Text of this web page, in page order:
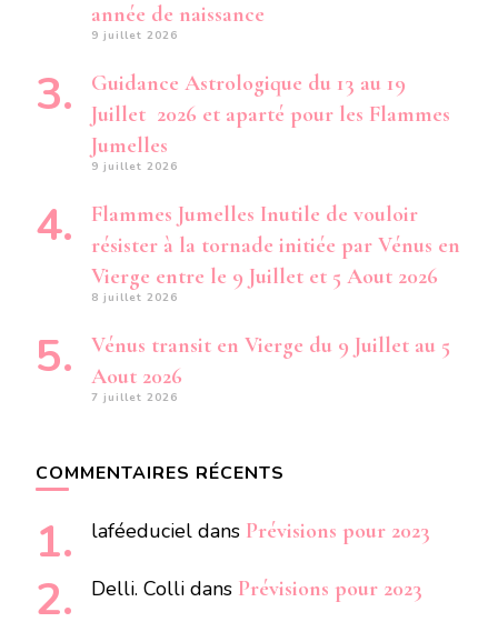
année de naissance
9 juillet 2026
Guidance Astrologique du 13 au 19
Juillet 2026 et aparté pour les Flammes
Jumelles
9 juillet 2026
Flammes Jumelles Inutile de vouloir
résister à la tornade initiée par Vénus en
Vierge entre le 9 Juillet et 5 Aout 2026
8 juillet 2026
Vénus transit en Vierge du 9 Juillet au 5
Aout 2026
7 juillet 2026
COMMENTAIRES RÉCENTS
laféeduciel dans Prévisions pour 2023
Delli. Colli dans Prévisions pour 2023